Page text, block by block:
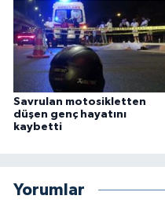
Savrulan motosikletten
düşen genç hayatını
kaybetti
Yorumlar